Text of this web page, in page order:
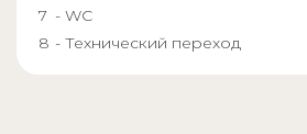
- WC
- Технический переход